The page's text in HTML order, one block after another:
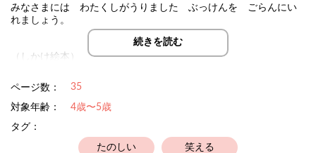
みなさまには わたくしがうりました ぶっけんを ごらんにい
れましょう。
（しかけ絵本）
続きを読む
ページ数： 35
対象年齢：
4歳〜5歳
タグ：
たのしい 笑える